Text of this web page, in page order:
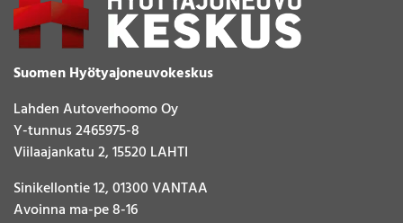
Suomen Hyötyajoneuvokeskus
Lahden Autoverhoomo Oy
Y-tunnus 2465975-8
Viilaajankatu 2, 15520 LAHTI
Sinikellontie 12, 01300 VANTAA
Avoinna ma-pe 8-16